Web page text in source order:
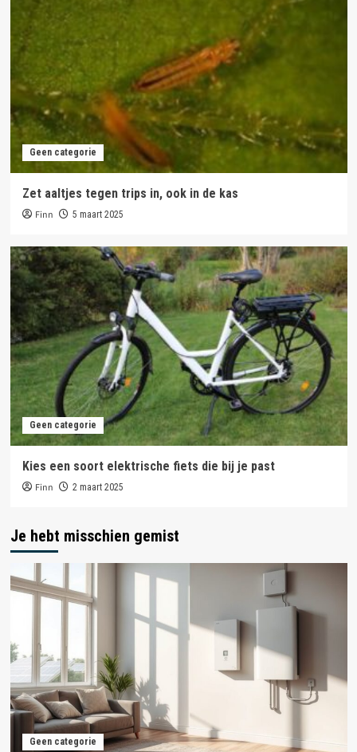
Geen categorie
Zet aaltjes tegen trips in, ook in de kas
Finn 5 maart 2025
Geen categorie
Kies een soort elektrische fiets die bij je past
Finn 2 maart 2025
Je hebt misschien gemist
Geen categorie